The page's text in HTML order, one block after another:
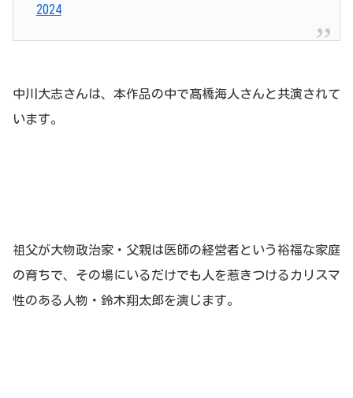
2024
中川大志さんは、本作品の中で髙橋海人さんと共演されて
います。
祖父が大物政治家・父親は医師の経営者という裕福な家庭
の育ちで、その場にいるだけでも人を惹きつけるカリスマ
性のある人物・鈴木翔太郎を演じます。